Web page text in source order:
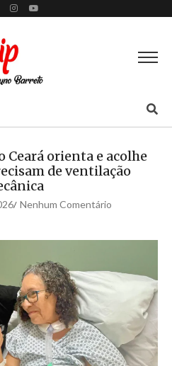
Ceará orienta e acolhe
de ventilação
/ Nenhum Comentário